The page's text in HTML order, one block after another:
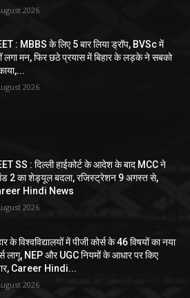
2026
: MBBS के लिए 5 बार लिया ड्रॉप, BVSc में
लगा मन, फिर छठे प्रयास में बिहार के लड़के ने सबको
2026
SS : दिल्ली हाईकोर्ट के आदेश के बाद MCC ने
2 का शेड्यूल बदला, रजिस्ट्रेशन 9 अगस्त से,
Hindi News
2026
के विश्वविद्यालयों में पीजी कोर्स के 46 विषयों का नया
लागू, NEP और UGC नियमों के आधार पर किए
Career Hindi...
2026